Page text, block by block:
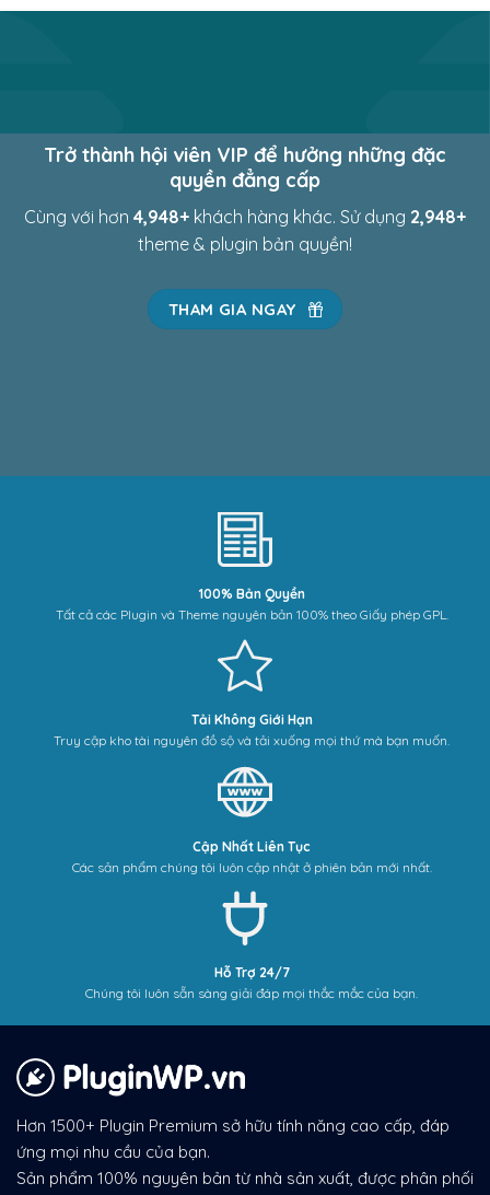
Trở thành hội viên VIP để hưởng những đặc
quyền đẳng cấp
Cùng với hơn 4,984+ khách hàng khác. Sử dụng 2,984+
theme & plugin bản quyền!
THAM GIA NGAY
100% Bản Quyền
Tất cả các Plugin và Theme nguyên bản 100% theo Giấy phép GPL.
Tải Không Giới Hạn
Truy cập kho tài nguyên đồ sộ và tải xuống mọi thứ mà bạn muốn.
Cập Nhất Liên Tục
Các sản phẩm chúng tôi luôn cập nhật ở phiên bản mới nhất.
Hỗ Trợ 24/7
Chúng tôi luôn sẵn sàng giải đáp mọi thắc mắc của bạn.
Hơn 1500+ Plugin Premium sở hữu tính năng cao cấp, đáp
ứng mọi nhu cầu của bạn.
Sản phẩm 100% nguyên bản từ nhà sản xuất, được phân phối